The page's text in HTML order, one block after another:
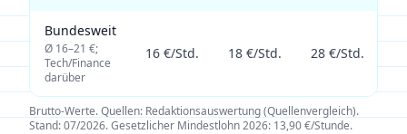
Bundesweit
Ø 16–21 €;
Tech/Finance
darüber
16 €/Std. 18 €/Std. 28 €/Std.
Brutto-Werte. Quellen: Redaktionsauswertung (Quellenvergleich).
Stand:07/2026.Gesetzlicher Mindestlohn 2026: 13,90 €/Stunde.